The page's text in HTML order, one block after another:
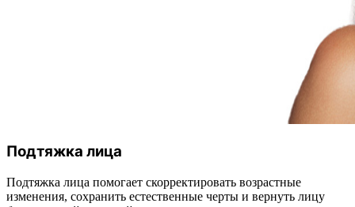
Подтяжка лица
Подтяжка лица помогает скорректировать возрастные
изменения, сохранить естественные черты и вернуть лицу